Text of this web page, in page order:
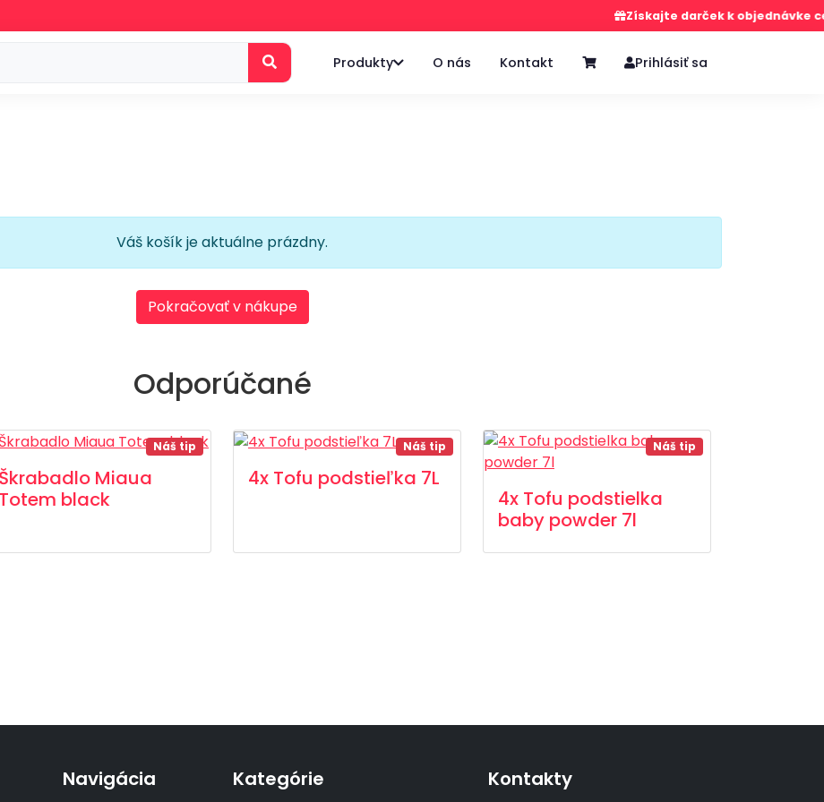
Získajte darček k objednávke cez
Produkty O nás Kontakt Prihlásiť sa
Váš košík je aktuálne prázdny.
Pokračovať v nákupe
Odporúčané
Náš tip
Škrabadlo Miaua
Totem black
Náš tip
4x Tofu podstieľka 7L
Náš tip
4x Tofu podstielka
baby powder 7l
Navigácia Kategórie Kontakty